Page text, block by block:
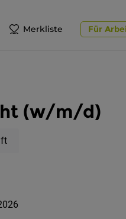
Merkliste Für
(w/m/d)